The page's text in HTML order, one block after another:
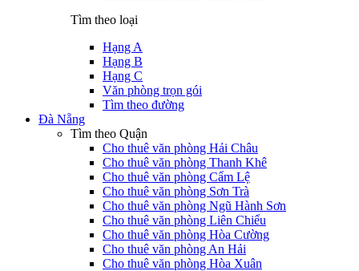
Tìm theo loại
Hạng A
Hạng B
Hạng C
Văn phòng trọn gói
Tìm theo đường
Đà Nẵng
Tìm theo Quận
Cho thuê văn phòng Hải Châu
Cho thuê văn phòng Thanh Khê
Cho thuê văn phòng Cẩm Lệ
Cho thuê văn phòng Sơn Trà
Cho thuê văn phòng Ngũ Hành Sơn
Cho thuê văn phòng Liên Chiểu
Cho thuê văn phòng Hòa Cường
Cho thuê văn phòng An Hải
Cho thuê văn phòng Hòa Xuân